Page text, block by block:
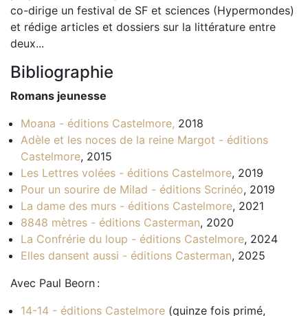
co-dirige un festival de SF et sciences (Hypermondes)
et rédige articles et dossiers sur la littérature entre
deux...
Bibliographie
Romans jeunesse
Moana - éditions Castelmore, 2018
Adèle et les noces de la reine Margot - éditions
Castelmore, 2015
Les Lettres volées - éditions Castelmore, 2019
Pour un sourire de Milad - éditions Scrinéo, 2019
La dame des murs - éditions Castelmore, 2021
8848 mètres - éditions Casterman, 2020
La Confrérie du loup - éditions Castelmore, 2024
Elles dansent aussi - éditions Casterman, 2025
Avec Paul Beorn :
14-14 - éditions Castelmore (quinze fois primé,